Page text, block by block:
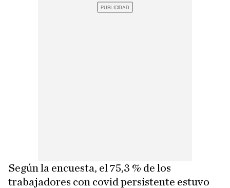
Según la encuesta, el 75,3 % de los
trabajadores con covid persistente estuvo